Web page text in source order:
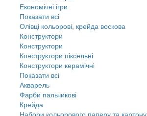
Економічні ігри
Показати всі
Олівці кольорові, крейда воскова
Конструктори
Конструктори
Конструктори піксельні
Конструктори керамічні
Показати всі
Акварель
Фарби пальчикові
Крейда